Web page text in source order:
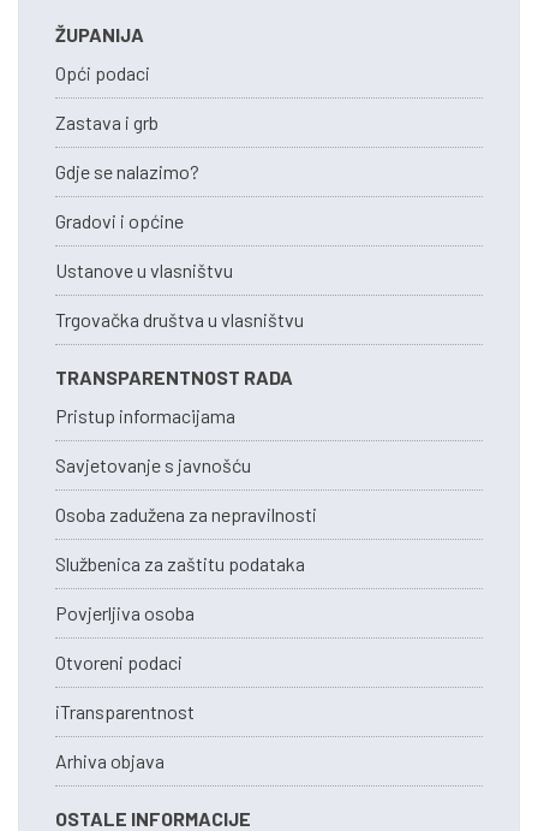
ŽUPANIJA
Opći podaci
Zastava i grb
Gdje se nalazimo?
Gradovi i općine
Ustanove u vlasništvu
Trgovačka društva u vlasništvu
TRANSPARENTNOST RADA
Pristup informacijama
Savjetovanje s javnošću
Osoba zadužena za nepravilnosti
Službenica za zaštitu podataka
Povjerljiva osoba
Otvoreni podaci
iTransparentnost
Arhiva objava
OSTALE INFORMACIJE